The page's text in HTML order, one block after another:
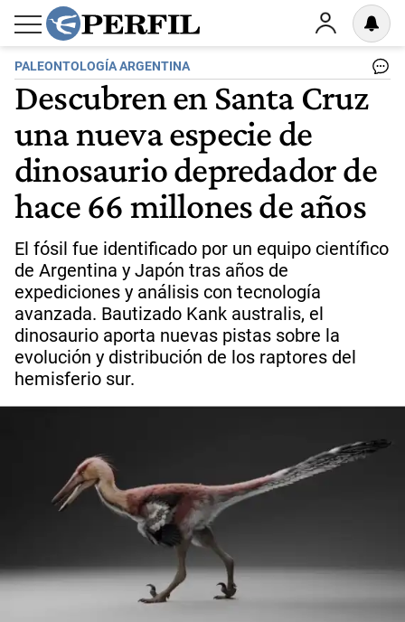
PALEONTOLOGÍA ARGENTINA
Descubren en Santa Cruz
una nueva especie de
dinosaurio depredador de
hace 66 millones de años
El fósil fue identificado por un equipo científico
de Argentina y Japón tras años de
expediciones y análisis con tecnología
avanzada. Bautizado Kank australis, el
dinosaurio aporta nuevas pistas sobre la
evolución y distribución de los raptores del
hemisferio sur.